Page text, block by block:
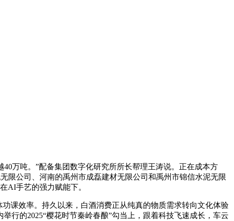
万吨。”配备集团数字化研究所所长帮理王涛说。正在成本方
限公司、河南的禹州市成磊建材无限公司和禹州市锦信水泥无限
AI手艺的强力赋能下。
课效率。持久以来，白酒消费正从纯真的物质需求转向文化体验
行的2025“樱花时节秦岭春酿”勾当上，跟着科技飞速成长，车云